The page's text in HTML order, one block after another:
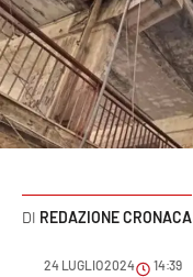
Italia Mondo
Sanità
Sport
REDAZIONE CRONACA
24 LUGLIO 2024 14:39